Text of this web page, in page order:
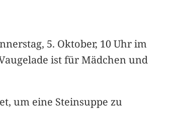
5. Oktober, 10 Uhr im
ist für Mädchen und
um eine Steinsuppe zu